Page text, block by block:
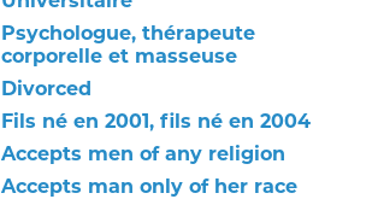
Psychologue, thérapeute
corporelle et masseuse
Divorced
Fils né en 2001, fils né en 2004
Accepts men of any religion
Accepts man only of her race